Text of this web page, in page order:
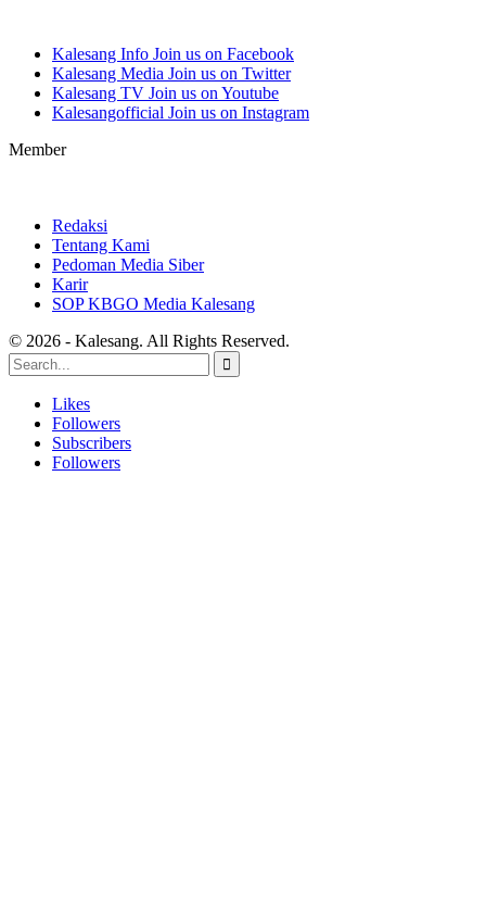
Kalesang Info Join us on Facebook
Kalesang Media Join us on Twitter
Kalesang TV Join us on Youtube
Kalesangofficial Join us on Instagram
Member
Redaksi
Tentang Kami
Pedoman Media Siber
Karir
SOP KBGO Media Kalesang
© 2026 - Kalesang. All Rights Reserved.
Likes
Followers
Subscribers
Followers